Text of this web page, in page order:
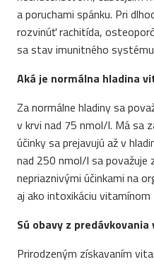
a poruchami spánku. Pri
rozvinúť rachitída,
sa stav imunitného
Aká je normálna hladina
Za normálne hladiny sa
v krvi nad 75 nmol/l. Má sa
účinky sa prejavujú až v
nad 250 nmol/l sa považuje
nepriaznivými účinkami na
aj ako intoxikáciu vitamínom
Sú obavy z
Prirodzeným získavaním